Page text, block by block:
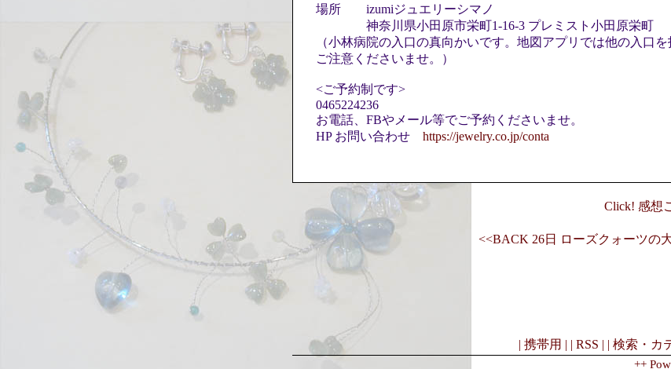
場所 izumiジュエリーシマノ
神奈川県小田原市栄町1-16-3 プレミスト小田原栄町
（小林病院の入口の真向かいです。地図アプリでは他の入口
ご注意くださいませ。）
<ご予約制です>
0465224236
お電話、FBやメール等でご予約くださいませ。
HP お問い合わせ https://jewelry.co.jp/conta
Click! 感想
<<BACK 26日 ローズクォーツの
| 携帯用 | | RSS | | 検索・カ
++